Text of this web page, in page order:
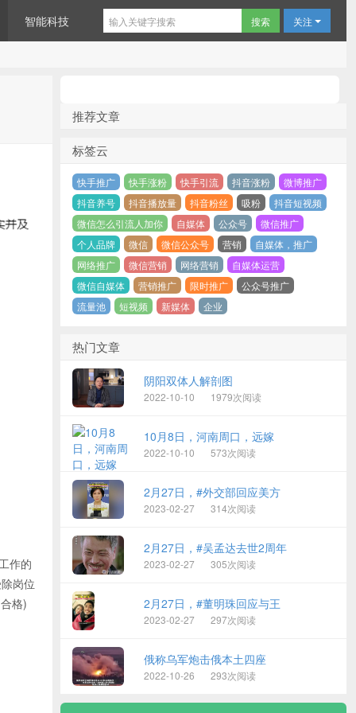
智能科技 关注
作的
岗位
格)
推荐文章
标签云
快手推广 快手涨粉 快手引流 抖音涨粉
微博推广
抖音养号
抖音播放量 抖音粉丝 吸粉
抖音短视频
微信怎么引流人加你
自媒体 公众号
微信推广
个人品牌
微信 微信公众号 营销
自媒体，推广
网络推广
微信营销 网络营销
自媒体运营
微信自媒体
营销推广 限时推广
公众号推广
流量池
短视频 新媒体 企业
热门文章
阴阳双体人解剖图
2022-10-10 1979次阅读
10月8日，河南周口，远嫁
2022-10-10 573次阅读
2月27日，#外交部回应美方
2023-02-27 314次阅读
2月27日，#吴孟达去世2周年
2023-02-27 305次阅读
2月27日，#董明珠回应与王
2023-02-27 297次阅读
俄称乌军炮击俄本土四座
2022-10-26 293次阅读